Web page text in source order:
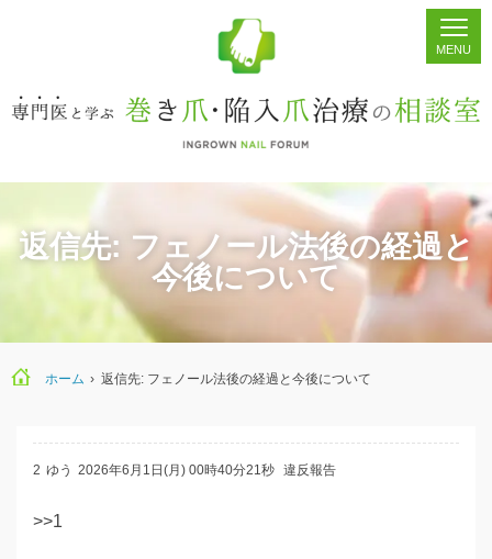
ホーム シェア 掲示板 検索
返信先: フェノール法後の経過と
今後について
ホーム › 返信先: フェノール法後の経過と今後について
2 ゆう 2026年6月1日(月) 00時40分21秒 違反報告
>>1